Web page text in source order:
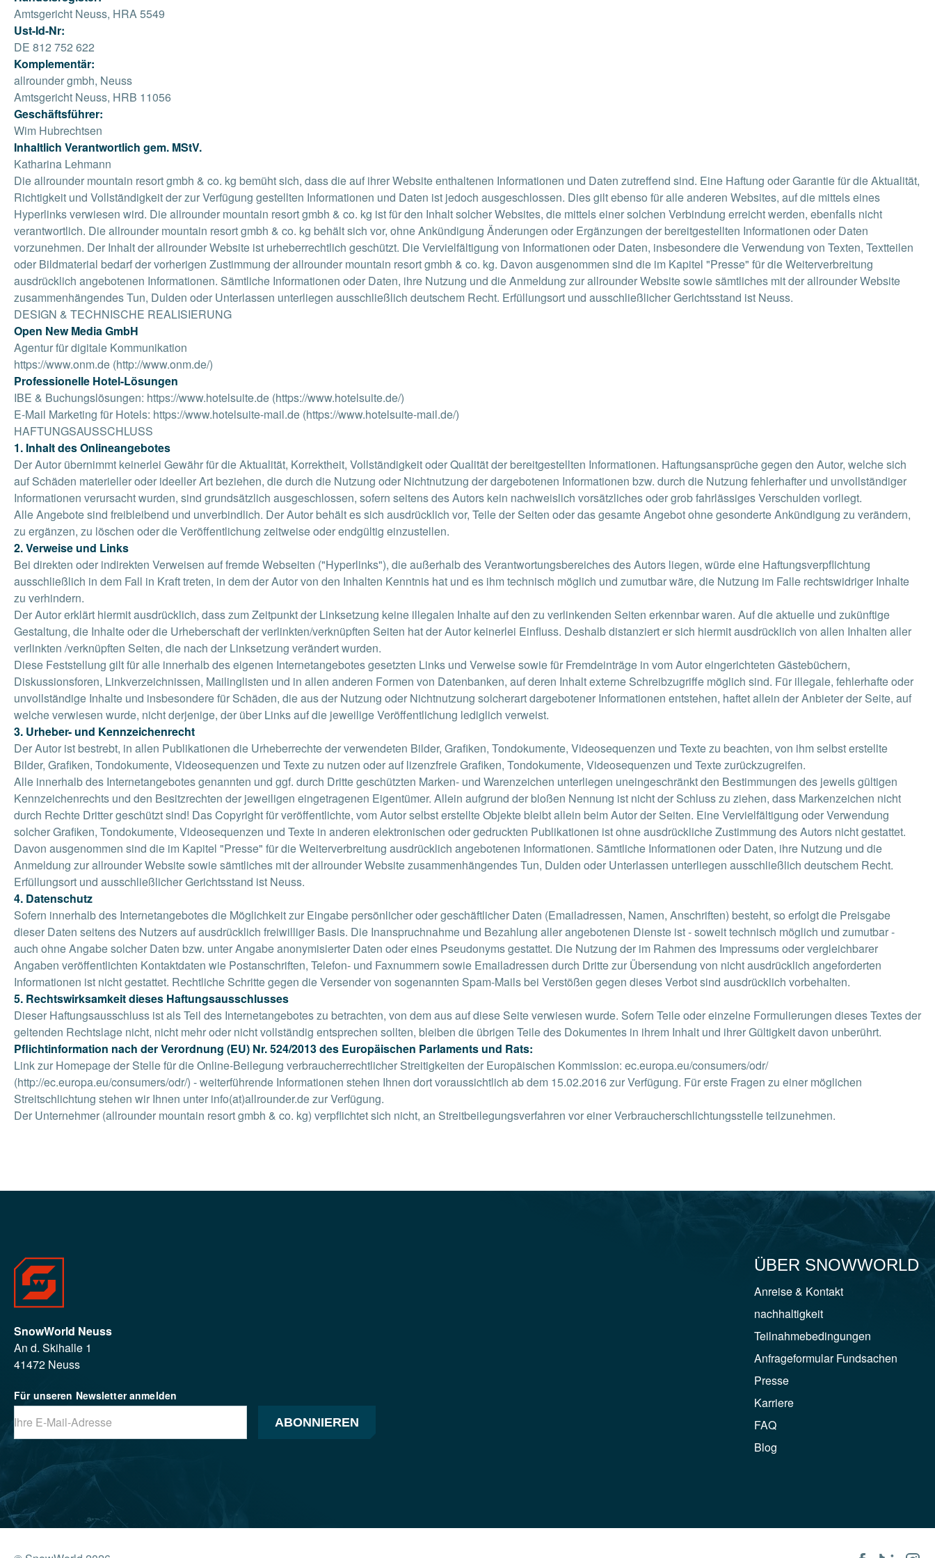
Amtsgericht Neuss, HRA 5549
Ust-Id-Nr:
DE 812 752 622
Komplementär:
allrounder gmbh, Neuss
Amtsgericht Neuss, HRB 11056
Geschäftsführer:
Wim Hubrechtsen
Inhaltlich Verantwortlich gem. MStV.
Katharina Lehmann
Die allrounder mountain resort gmbh & co. kg bemüht sich, dass die auf ihrer Website enthaltenen Informationen und Daten zutreffend sind. Eine Haftung oder Garantie für die Aktualität,
Richtigkeit und Vollständigkeit der zur Verfügung gestellten Informationen und Daten ist jedoch ausgeschlossen. Dies gilt ebenso für alle anderen Websites, auf die mittels eines
Hyperlinks verwiesen wird. Die allrounder mountain resort gmbh & co. kg ist für den Inhalt solcher Websites, die mittels einer solchen Verbindung erreicht werden, ebenfalls nicht
verantwortlich. Die allrounder mountain resort gmbh & co. kg behält sich vor, ohne Ankündigung Änderungen oder Ergänzungen der bereitgestellten Informationen oder Daten
vorzunehmen. Der Inhalt der allrounder Website ist urheberrechtlich geschützt. Die Vervielfältigung von Informationen oder Daten, insbesondere die Verwendung von Texten, Textteilen
oder Bildmaterial bedarf der vorherigen Zustimmung der allrounder mountain resort gmbh & co. kg. Davon ausgenommen sind die im Kapitel "Presse" für die Weiterverbreitung
ausdrücklich angebotenen Informationen. Sämtliche Informationen oder Daten, ihre Nutzung und die Anmeldung zur allrounder Website sowie sämtliches mit der allrounder Website
zusammenhängendes Tun, Dulden oder Unterlassen unterliegen ausschließlich deutschem Recht. Erfüllungsort und ausschließlicher Gerichtsstand ist Neuss.
DESIGN & TECHNISCHE REALISIERUNG
Open New Media GmbH
Agentur für digitale Kommunikation
https://www.onm.de (http://www.onm.de/)
Professionelle Hotel-Lösungen
IBE & Buchungslösungen: https://www.hotelsuite.de (https://www.hotelsuite.de/)
E-Mail Marketing für Hotels: https://www.hotelsuite-mail.de (https://www.hotelsuite-mail.de/)
HAFTUNGSAUSSCHLUSS
1. Inhalt des Onlineangebotes
Der Autor übernimmt keinerlei Gewähr für die Aktualität, Korrektheit, Vollständigkeit oder Qualität der bereitgestellten Informationen. Haftungsansprüche gegen den Autor, welche sich
auf Schäden materieller oder ideeller Art beziehen, die durch die Nutzung oder Nichtnutzung der dargebotenen Informationen bzw. durch die Nutzung fehlerhafter und unvollständiger
Informationen verursacht wurden, sind grundsätzlich ausgeschlossen, sofern seitens des Autors kein nachweislich vorsätzliches oder grob fahrlässiges Verschulden vorliegt.
Alle Angebote sind freibleibend und unverbindlich. Der Autor behält es sich ausdrücklich vor, Teile der Seiten oder das gesamte Angebot ohne gesonderte Ankündigung zu verändern,
zu ergänzen, zu löschen oder die Veröffentlichung zeitweise oder endgültig einzustellen.
2. Verweise und Links
Bei direkten oder indirekten Verweisen auf fremde Webseiten ("Hyperlinks"), die außerhalb des Verantwortungsbereiches des Autors liegen, würde eine Haftungsverpflichtung
ausschließlich in dem Fall in Kraft treten, in dem der Autor von den Inhalten Kenntnis hat und es ihm technisch möglich und zumutbar wäre, die Nutzung im Falle rechtswidriger Inhalte
zu verhindern.
Der Autor erklärt hiermit ausdrücklich, dass zum Zeitpunkt der Linksetzung keine illegalen Inhalte auf den zu verlinkenden Seiten erkennbar waren. Auf die aktuelle und zukünftige
Gestaltung, die Inhalte oder die Urheberschaft der verlinkten/verknüpften Seiten hat der Autor keinerlei Einfluss. Deshalb distanziert er sich hiermit ausdrücklich von allen Inhalten aller
verlinkten /verknüpften Seiten, die nach der Linksetzung verändert wurden.
Diese Feststellung gilt für alle innerhalb des eigenen Internetangebotes gesetzten Links und Verweise sowie für Fremdeinträge in vom Autor eingerichteten Gästebüchern,
Diskussionsforen, Linkverzeichnissen, Mailinglisten und in allen anderen Formen von Datenbanken, auf deren Inhalt externe Schreibzugriffe möglich sind. Für illegale, fehlerhafte oder
unvollständige Inhalte und insbesondere für Schäden, die aus der Nutzung oder Nichtnutzung solcherart dargebotener Informationen entstehen, haftet allein der Anbieter der Seite, auf
welche verwiesen wurde, nicht derjenige, der über Links auf die jeweilige Veröffentlichung lediglich verweist.
3. Urheber- und Kennzeichenrecht
Der Autor ist bestrebt, in allen Publikationen die Urheberrechte der verwendeten Bilder, Grafiken, Tondokumente, Videosequenzen und Texte zu beachten, von ihm selbst erstellte
Bilder, Grafiken, Tondokumente, Videosequenzen und Texte zu nutzen oder auf lizenzfreie Grafiken, Tondokumente, Videosequenzen und Texte zurückzugreifen.
Alle innerhalb des Internetangebotes genannten und ggf. durch Dritte geschützten Marken- und Warenzeichen unterliegen uneingeschränkt den Bestimmungen des jeweils gültigen
Kennzeichenrechts und den Besitzrechten der jeweiligen eingetragenen Eigentümer. Allein aufgrund der bloßen Nennung ist nicht der Schluss zu ziehen, dass Markenzeichen nicht
durch Rechte Dritter geschützt sind! Das Copyright für veröffentlichte, vom Autor selbst erstellte Objekte bleibt allein beim Autor der Seiten. Eine Vervielfältigung oder Verwendung
solcher Grafiken, Tondokumente, Videosequenzen und Texte in anderen elektronischen oder gedruckten Publikationen ist ohne ausdrückliche Zustimmung des Autors nicht gestattet.
Davon ausgenommen sind die im Kapitel "Presse" für die Weiterverbreitung ausdrücklich angebotenen Informationen. Sämtliche Informationen oder Daten, ihre Nutzung und die
Anmeldung zur allrounder Website sowie sämtliches mit der allrounder Website zusammenhängendes Tun, Dulden oder Unterlassen unterliegen ausschließlich deutschem Recht.
Erfüllungsort und ausschließlicher Gerichtsstand ist Neuss.
4. Datenschutz
Sofern innerhalb des Internetangebotes die Möglichkeit zur Eingabe persönlicher oder geschäftlicher Daten (Emailadressen, Namen, Anschriften) besteht, so erfolgt die Preisgabe
dieser Daten seitens des Nutzers auf ausdrücklich freiwilliger Basis. Die Inanspruchnahme und Bezahlung aller angebotenen Dienste ist - soweit technisch möglich und zumutbar -
auch ohne Angabe solcher Daten bzw. unter Angabe anonymisierter Daten oder eines Pseudonyms gestattet. Die Nutzung der im Rahmen des Impressums oder vergleichbarer
Angaben veröffentlichten Kontaktdaten wie Postanschriften, Telefon- und Faxnummern sowie Emailadressen durch Dritte zur Übersendung von nicht ausdrücklich angeforderten
Informationen ist nicht gestattet. Rechtliche Schritte gegen die Versender von sogenannten Spam-Mails bei Verstößen gegen dieses Verbot sind ausdrücklich vorbehalten.
5. Rechtswirksamkeit dieses Haftungsausschlusses
Dieser Haftungsausschluss ist als Teil des Internetangebotes zu betrachten, von dem aus auf diese Seite verwiesen wurde. Sofern Teile oder einzelne Formulierungen dieses Textes der
geltenden Rechtslage nicht, nicht mehr oder nicht vollständig entsprechen sollten, bleiben die übrigen Teile des Dokumentes in ihrem Inhalt und ihrer Gültigkeit davon unberührt.
Pflichtinformation nach der Verordnung (EU) Nr. 524/2013 des Europäischen Parlaments und Rats:
Link zur Homepage der Stelle für die Online-Beilegung verbraucherrechtlicher Streitigkeiten der Europäischen Kommission: ec.europa.eu/consumers/odr/
(http://ec.europa.eu/consumers/odr/) - weiterführende Informationen stehen Ihnen dort voraussichtlich ab dem 15.02.2016 zur Verfügung. Für erste Fragen zu einer möglichen
Streitschlichtung stehen wir Ihnen unter info(at)allrounder.de zur Verfügung.
Der Unternehmer (allrounder mountain resort gmbh & co. kg) verpflichtet sich nicht, an Streitbeilegungsverfahren vor einer Verbraucherschlichtungsstelle teilzunehmen.
SnowWorld Neuss
An d. Skihalle 1
41472 Neuss
Für unseren Newsletter anmelden
ABONNIEREN
ÜBER SNOWWORLD
Anreise & Kontakt
nachhaltigkeit
Teilnahmebedingungen
Anfrageformular Fundsachen
Presse
Karriere
FAQ
Blog